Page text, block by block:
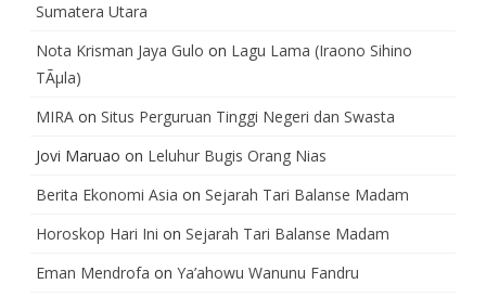
Sumatera Utara
Nota Krisman Jaya Gulo on Lagu Lama (Iraono Sihino
TÃµla)
MIRA on Situs Perguruan Tinggi Negeri dan Swasta
Jovi Maruao on Leluhur Bugis Orang Nias
Berita Ekonomi Asia on Sejarah Tari Balanse Madam
Horoskop Hari Ini on Sejarah Tari Balanse Madam
Eman Mendrofa on Ya’ahowu Wanunu Fandru